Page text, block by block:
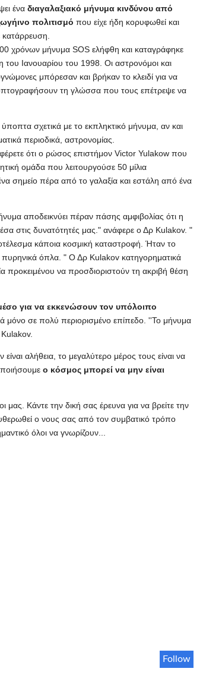
ένα διαγαλαξιακό μήνυμα κινδύνου από
πολιτισμό που είχε ήδη κορυφωθεί και
χρόνων μήνυμα SOS ελήφθη και καταγράφηκε
του Ιανουαρίου του 1998. Οι αστρονόμοι και
μπόρεσαν και βρήκαν το κλειδί για να
τη γλώσσα που τους επέτρεψε να
σχετικά με το εκπληκτικό μήνυμα, αν και
περιοδικά, αστρονομίας.
ότι ο ρώσος επιστήμον Victor Yulakow που
ομάδα που λειτουργούσε 50 μίλια
σημείο πέρα από το γαλαξία και εστάλη από ένα
αποδεικνύει πέραν πάσης αμφιβολίας ότι η
στις δυνατότητές μας." ανάφερε ο Δρ Kulakov. "
κάποια κοσμική καταστροφή. Ήταν το
όπλα. " Ο Δρ Kulakov κατηγορηματικά
προκειμένου να προσδιοριστούν τη ακριβή θέση
για να εκκενώσουν τον υπόλοιπο
μόνο σε πολύ περιορισμένο επίπεδο. ''Το μήνυμα
αλήθεια, το μεγαλύτερο μέρος τους είναι να
ο κόσμος μπορεί να μην είναι
Κάντε την δική σας έρευνα για να βρείτε την
ο νους σας από τον συμβατικό τρόπο
όλοι να γνωρίζουν...
Follow